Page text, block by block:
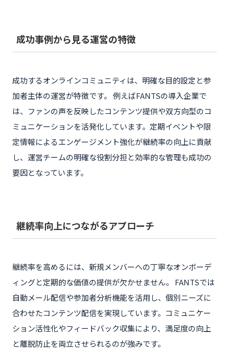
成功事例から見る運営の特徴
成功するオンラインコミュニティは、明確な目的設定と参
加者主体の運営が特徴です。 例えばFANTSの導入企業で
は、ファンの声を反映したコンテンツ提供や双方向型のコ
ミュニケーションを活発化しています。定期イベントや限
定情報によるエンゲージメント強化が継続率の向上に貢献
し、運営チームの明確な役割分担と効率的な管理も成功の
要因となっています。
継続率向上につながるアプローチ
継続率を高めるには、新規メンバーへの丁寧なオンボーデ
ィングと定期的な価値の提供が欠かせません。 FANTSでは
自動メール配信や参加者分析機能を活用し、個別ニーズに
合わせたコンテンツ配信を実現しています。コミュニケー
ション活性化やフィードバック収集により、満足度の向上
と離脱防止を両立させられるのが強みです。